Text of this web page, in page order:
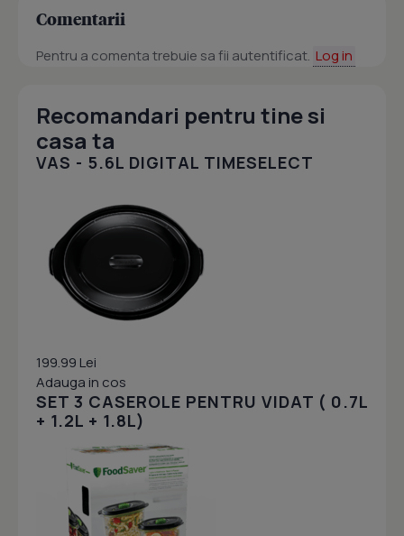
Comentarii
Pentru a comenta trebuie sa fii autentificat. Log in
Recomandari pentru tine si
casa ta
VAS - 5.6L DIGITAL TIMESELECT
199.99 Lei
Adauga in cos
SET 3 CASEROLE PENTRU VIDAT ( 0.7L
+ 1.2L + 1.8L)